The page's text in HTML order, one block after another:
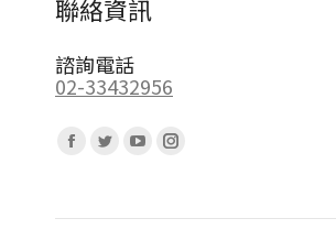
聯絡資訊
諮詢電話
02-33432956
Facebook
opens
Twitter
opens
YouTube
opens
Instagram
opens